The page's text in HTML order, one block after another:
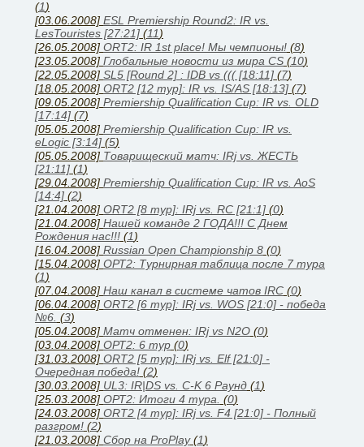
(1)
[03.06.2008] ESL Premiership Round2: IR vs.
LesTouristes [27:21] (11)
[26.05.2008] ORT2: IR 1st place! Мы чемпионы! (8)
[23.05.2008] Глобальные новости из мира CS (10)
[22.05.2008] SL5 [Round 2] : IDB vs ((( [18:11] (7)
[18.05.2008] ORT2 [12 тур]: IR vs. IS/AS [18:13] (7)
[09.05.2008] Premiership Qualification Cup: IR vs. OLD
[17:14] (7)
[05.05.2008] Premiership Qualification Cup: IR vs.
eLogic [3:14] (5)
[05.05.2008] Товарищеский матч: IRj vs. ЖЕСТЬ
[21:11] (1)
[29.04.2008] Premiership Qualification Cup: IR vs. AoS
[14:4] (2)
[21.04.2008] ORT2 [8 тур]: IRj vs. RC [21:1] (0)
[21.04.2008] Нашей команде 2 ГОДА!!! С Днем
Рождения нас!!! (1)
[16.04.2008] Russian Open Championship 8 (0)
[15.04.2008] ОРТ2: Турнирная таблица после 7 тура
(1)
[07.04.2008] Наш канал в системе чатов IRC (0)
[06.04.2008] ORT2 [6 тур]: IRj vs. WOS [21:0] - победа
№6. (3)
[05.04.2008] Матч отменен: IRj vs N2O (0)
[03.04.2008] ОРТ2: 6 тур (0)
[31.03.2008] ORT2 [5 тур]: IRj vs. Elf [21:0] -
Очередная победа! (2)
[30.03.2008] UL3: IR|DS vs. C-K 6 Раунд (1)
[25.03.2008] ОРТ2: Итоги 4 тура. (0)
[24.03.2008] ORT2 [4 тур]: IRj vs. F4 [21:0] - Полный
разгром! (2)
[21.03.2008] Сбор на ProPlay(1)